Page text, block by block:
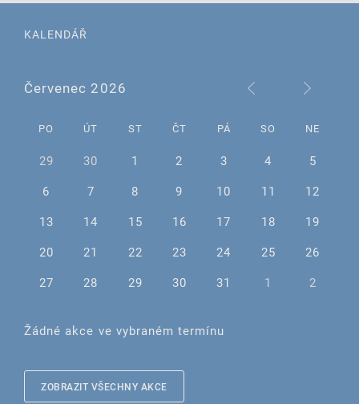
KALENDÁŘ
Červenec 2026
PO ÚT ST ČT PÁ SO NE
29 30 1 2 3 4
5
6
7 8 9 10 11
12
13
14 15 16 17 18
19
20
21 22 23 24 25
26
27
28 29 30 31 1 2
Žádné akce ve vybraném termínu
ZOBRAZIT VŠECHNY AKCE